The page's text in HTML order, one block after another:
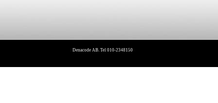
Denacode AB. Tel 010-2348150